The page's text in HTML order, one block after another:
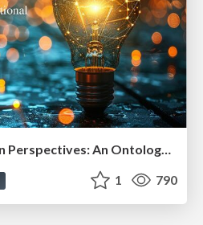
Organizational Design Perspectives: An Ontology of Organizational Design Elements
1 790